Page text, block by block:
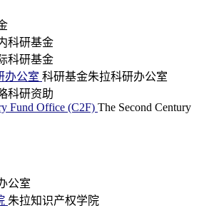
科研基金
科研基金
办公室 科研基金朱拉科研办公室
科研资助
Fund Office (C2F) The Second Century
公室
朱拉知识产权学院